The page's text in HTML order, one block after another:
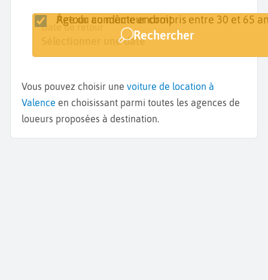
Lieu de retrait
Date de retrait
Sélectionner une date
Date de retour
Sélectionner une date
Retour au même endroit
Âge du conducteur compris entre 30 et 65
Rechercher
Vous pouvez choisir une voiture de location à
Valence en choisissant parmi toutes les agences de
loueurs proposées à destination.